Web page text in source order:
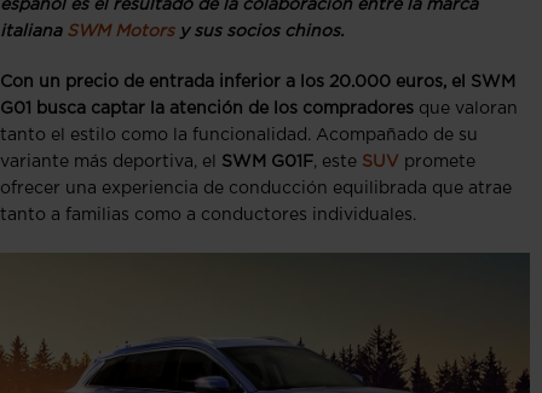
español es el resultado de la colaboración entre la marca
italiana SWM Motorsy sus socios chinos.
Con un precio de entrada inferior a los 20.000 euros, el SWM
G01 busca captar la atención de los compradores que valoran
tanto el estilo como la funcionalidad. Acompañado de su
variante más deportiva, el SWM G01F, este SUV promete
ofrecer una experiencia de conducción equilibrada que atrae
tanto a familias como a conductores individuales.